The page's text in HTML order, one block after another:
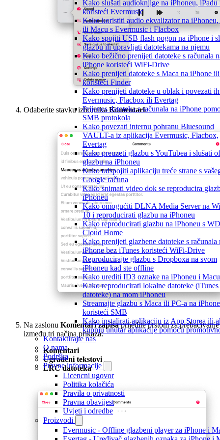
Kako slušati audioknjige na iPhoneu,
koristeći Evermusic
Kako koristiti audio ekvalizator na iPhoneu,
ili Macu s Evermusic i Flacbox
Kako spojiti USB flash pogon na iPhone i
glazbu ili upravljati datotekama na njemu
Kako bežično prenijeti datoteke s računala
iPhone koristeći WiFi-Drive
Kako prenijeti datoteke s Maca na iPhone
koristeći Finder
Kako prenijeti datoteke u oblak i povezati
Evermusic, Flacbox ili Evertag
Prijenos datoteka s računala na iPhone
SMB protokola
Kako povezati internu pohranu Bluesound
VAULT-a iz aplikacija Evermusic, Flacbox,
Evertag
Kako preuzeti glazbu s YouTubea i slušati
glazbu na iPhoneu
Kako odspojiti aplikaciju treće strane s
Google računa
Kako snimati video dok se reproducira
iPhoneu
Kako omogućiti DLNA Media Server na
10 i reproducirati glazbu na iPhoneu
Kako reproducirati glazbu na iPhoneu s
Cloud Home
Kako prenijeti glazbene datoteke s računala
iPhone bez iTunes koristeći WiFi-Drive
Reproducirajte glazbu s Dropboxa na svom
iPhoneu kad ste offline
Kako urediti ID3 oznake na iPhoneu i Macu
Kako reproducirati lokalne datoteke (iTunes
datoteke) na mom iPhoneu
Streamajte glazbu s Maca ili PC-a na iPhone
koristeći SMB
Kako instalirati aplikaciju iz App Storea ili
kupnju unutar aplikacije pomoću
Kontaktirajte nas
O nama
Podrška
Pravne informacije
Licencni ugovor
Politika kolačića
Pravila o privatnosti
Pravna obavijest
Uvjeti i odredbe
Proizvodi
Evermusic - Offline glazbeni player za iPhone i
Odaberite stavku izbornikaKomentari.
Na zaslonu Komentari zapisaprijeđite prstom za prebacivanje
između tri načina prikaza:
Komentari
Ugrađeni tekstovi
LRC datoteka